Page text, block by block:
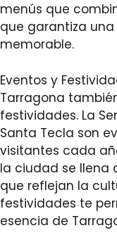
menús que
que garantiza
memorable.
Eventos y
Tarragona
festividades. La
Santa Tecla son
visitantes cada
la ciudad se llena
que reflejan la
festividades te
esencia de